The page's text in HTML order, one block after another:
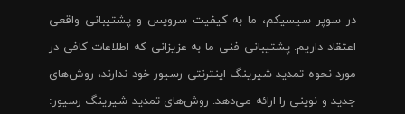
در سوپر سیسیکم، ما به کیفیت سرویس و پشتیبانی واقعی
اعتقاد داریم. پشتیبانی فنی ما به عزیزانی که اطلاعات کافی در
مورد نحوه تمدید شیرینگ اینترنتی رسیور خود ندارند، روش‌های
جدید و نوینی را ارائه می‌دهد. روش‌های تمدید شیرینگ رسیور: